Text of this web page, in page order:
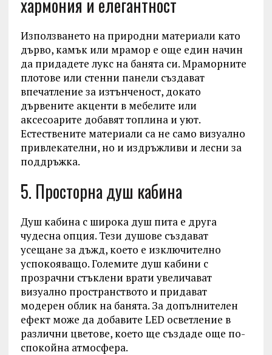
хармония и елегантност
Използването на природни материали като
дърво, камък или мрамор е още един начин
да придадете лукс на банята си. Мраморните
плотове или стенни панели създават
впечатление за изтънченост, докато
дървените акценти в мебелите или
аксесоарите добавят топлина и уют.
Естествените материали са не само визуално
привлекателни, но и издръжливи и лесни за
поддръжка.
5. Просторна душ кабина
Душ кабина с широка душ пита е друга
чудесна опция. Тези душове създават
усещане за дъжд, което е изключително
успокояващо. Големите душ кабини с
прозрачни стъклени врати увеличават
визуално пространството и придават
модерен облик на банята. За допълнителен
ефект може да добавите LED осветление в
различни цветове, което ще създаде още по-
спокойна атмосфера.